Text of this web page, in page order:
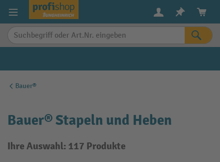
springen
Bauer®
Bauer® Stapeln und Heben
Ihre Auswahl: 117 Produkte